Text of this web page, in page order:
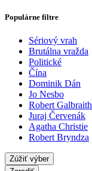
Populárne filtre
Sériový vrah
Brutálna vražda
Politické
Čína
Dominik Dán
Jo Nesbo
Robert Galbraith
Juraj Červenák
Agatha Christie
Robert Bryndza
Zúžiť výber